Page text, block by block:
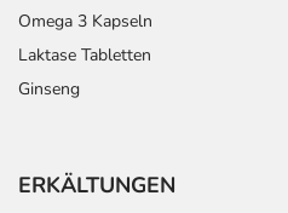
Omega 3 Kapseln
Laktase Tabletten
Ginseng
ERKÄLTUNGEN